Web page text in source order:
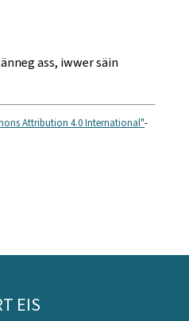
ass, iwwer säin
Attribution 4.0 International"-
EIS